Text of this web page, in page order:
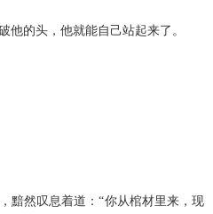
的头，他就能自己站起来了。
然叹息着道：“你从棺材里来，现